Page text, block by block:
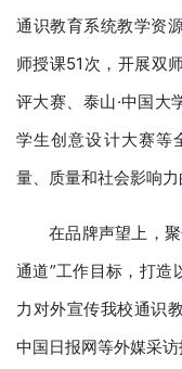
通识教育系统教学资
师授课51次，开展双
评大赛、泰山·中国大
学生创意设计大赛等
量、质量和社会影响力
在品牌声望上，
通道”工作目标，打造
力对外宣传我校通识
中国日报网等外媒采访